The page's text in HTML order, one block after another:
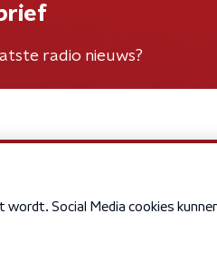
radio nieuws?